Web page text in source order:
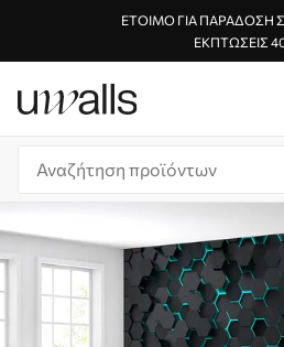
ΈΤΟΙΜΟ ΓΙΑ ΠΑΡΆΔΟΣΗ
ΕΚΠΤΏΣΕΙΣ